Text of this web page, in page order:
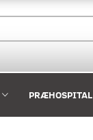
PRÆHOSPITAL